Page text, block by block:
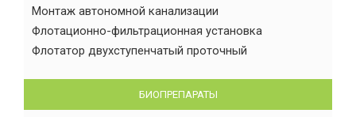
Монтаж автономной канализации
Флотационно-фильтрационная установка
Флотатор двухступенчатый проточный
БИОПРЕПАРАТЫ